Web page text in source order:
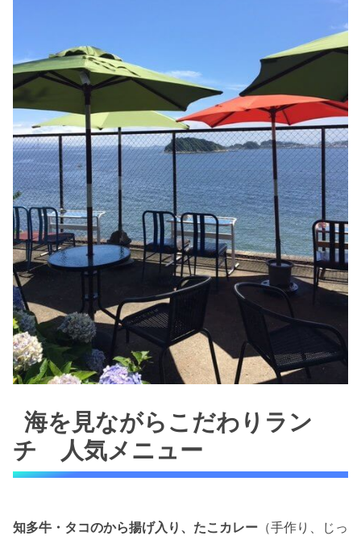
海を見ながらこだわりラン
チ 人気メニュー
知多牛・タコのから揚げ入り、たこカレー （手作り、じっ